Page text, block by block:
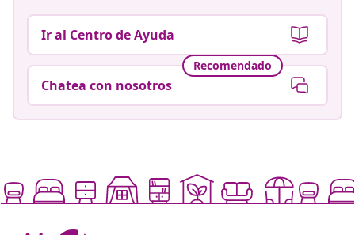
Ir al Centro de Ayuda
Recomendado
Chatea con nosotros